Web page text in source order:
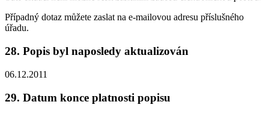
Případný dotaz můžete zaslat na e-mailovou adresu příslušného
úřadu.
28. Popis byl naposledy aktualizován
06.12.2011
29. Datum konce platnosti popisu